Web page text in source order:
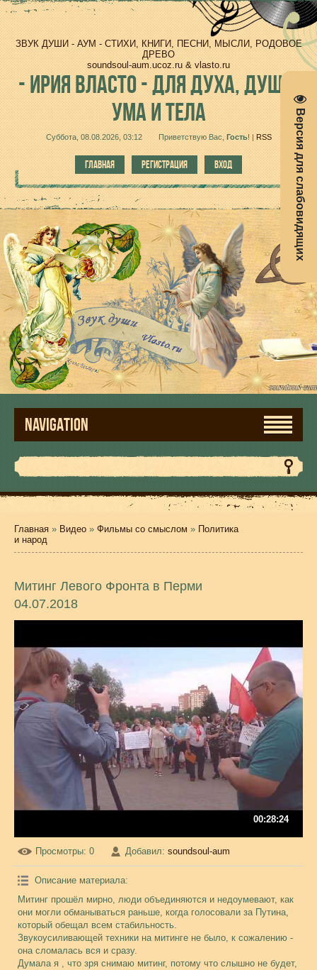
Версия для слабовидящих
ЗВУК ДУШИ - АУМ - СТИХИ, КНИГИ, ПЕСНИ, МЫСЛИ, РОДОВОЕ
ДРЕВО
soundsoul-aum.ucoz.ru & vlasto.ru
-ИРИЯ ВЛАСТО - ДЛЯ ДУХА, ДУШИ,
УМА И ТЕЛА
Суббота, 08.08.2026, 03:12 Приветствую Вас Гость!| RSS
ГЛАВНАЯ РЕГИСТРАЦИЯ ВХОД
NAVIGATION
Главная » Видео » Фильмы со смыслом » Политика
и народ
Митинг Левого Фронта в Перми
04.07.2018
00:28:24
Просмотры: 0 Добавил: soundsoul-aum
Описание материала:
Митинг прошёл мирно, люди объединяются и недоумевают, как
они могли обманываться раньше, когда голосовали за Путина,
который обещал всем стабильность.
Звукоусиливающей техники на митинге не было, к сожалению -
она сломалась вся и сразу.
Думала я , что зря снимаю митинг, потому что слышно не будет,